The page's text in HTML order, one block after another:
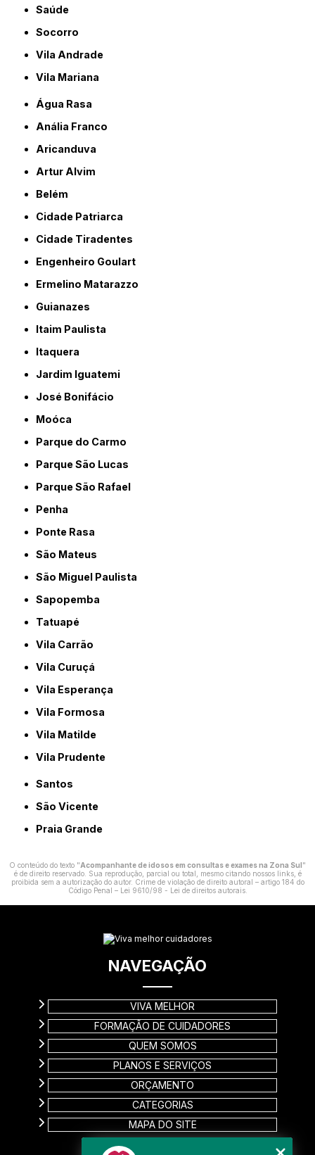
Saúde
Socorro
Vila Andrade
Vila Mariana
Água Rasa
Anália Franco
Aricanduva
Artur Alvim
Belém
Cidade Patriarca
Cidade Tiradentes
Engenheiro Goulart
Ermelino Matarazzo
Guianazes
Itaim Paulista
Itaquera
Jardim Iguatemi
José Bonifácio
Moóca
Parque do Carmo
Parque São Lucas
Parque São Rafael
Penha
Ponte Rasa
São Mateus
São Miguel Paulista
Sapopemba
Tatuapé
Vila Carrão
Vila Curuçá
Vila Esperança
Vila Formosa
Vila Matilde
Vila Prudente
Santos
São Vicente
Praia Grande
O conteúdo do texto "Acompanhante de idosos em consultas e exames na Zona Sul"
é de direito reservado. Sua reprodução, parcial ou total, mesmo citando nossos links, é
proibida sem a autorização do autor. Crime de violação de direito autoral – artigo 184 do
Código Penal – Lei 9610/98 - Lei de direitos autorais.
NAVEGAÇÃO
VIVA MELHOR
FORMAÇÃO DE CUIDADORES
QUEM SOMOS
PLANOS E SERVIÇOS
ORÇAMENTO
CATEGORIAS
MAPA DO SITE